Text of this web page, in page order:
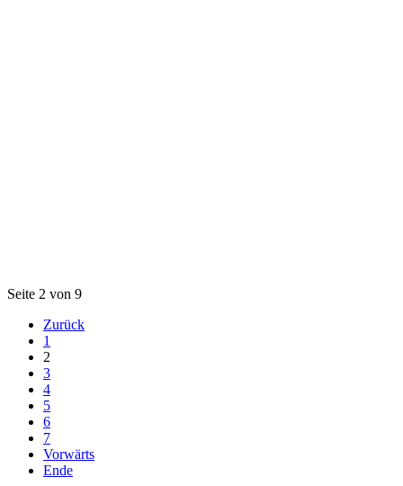
Seite 2 von 9
Zurück
1
2
3
4
5
6
7
Vorwärts
Ende